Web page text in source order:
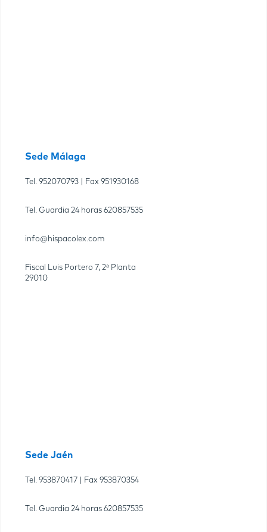
Sede Málaga
Tel. 952070793 | Fax 951930168
Tel. Guardia 24 horas 620857535
info@hispacolex.com
Fiscal Luis Portero 7, 2ª Planta
29010
Sede Jaén
Tel. 953870417 | Fax 953870354
Tel. Guardia 24 horas 620857535